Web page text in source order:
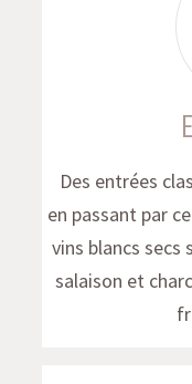
Des entrées
en passant par
vins blancs secs
salaison et